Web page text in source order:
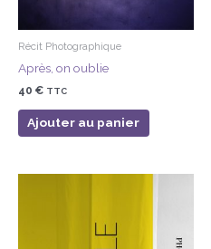
Récit Photographique
Après, on oublie
40 € TTC
Ajouter au panier